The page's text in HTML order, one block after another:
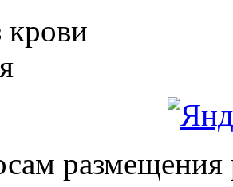
крови
размещения